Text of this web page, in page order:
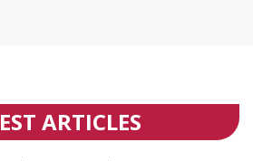
ARTICLES